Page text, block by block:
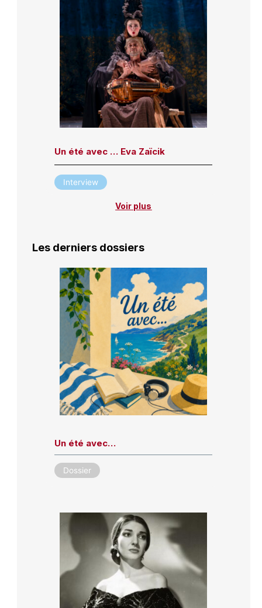
Un été avec … Eva Zaïcik
Interview
Voir plus
Les derniers dossiers
Un été avec…
Dossier